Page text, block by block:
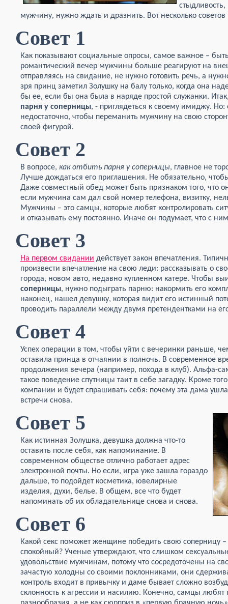
мужчину, нужно ждать и дразнить. Вот несколько советов
Совет 1
Как показывают социальные опросы, самое важное –
романтический вечер мужчины больше реагируют на
отправляясь на свидание, не нужно готовить речь, а
зря принц заметил Золушку на балу только, когда она
бы ее, если бы она была в наряде простой служанки.
парня у соперницы, - приглядеться к своему имиджу.
недостаточно, чтобы переманить мужчину на свою
своей фигурой.
Совет 2
В вопросе, как отбить парня у соперницы, главное не
Лучше дождаться его приглашения. Не обязательно,
Даже совместный обед может быть признаком того, что
если мужчина сам дал свой номер телефона, визитку,
Мужчины – это самцы, которые любят контролировать
и отказывать ему постоянно. Иначе он подумает, что с
Совет 3
На первом свидании действует закон впечатления.
произвести впечатление на свою леди: рассказывать о
города, новом авто, недавно купленном катере. Чтобы
соперницы, нужно подыграть парню: накормить его
наконец, нашел девушку, которая видит его истинный
проводить параллели между двумя претендентками на
Совет 4
Успех операции в том, чтобы уйти с вечеринки раньше,
оставила принца в отчаянии в полночь. В современное
продолжения вечера (например, похода в клуб). Альфа-
такое поведение спутницы таит в себе загадку. Кроме
компании и будет спрашивать себя: почему эта дама
встречи снова.
Совет 5
Как истинная Золушка, девушка должна что-то
оставить после себя, как напоминание. В
современном обществе отлично работает адрес
электронной почты. Но если, игра уже зашла гораздо
дальше, то подойдет косметика, ювелирные
изделия, духи, белье. В общем, все что будет
напоминать об их обладательнице снова и снова.
Совет 6
Какой секс поможет женщине победить свою соперницу
спокойный? Ученые утверждают, что слишком
удовольствие мужчинам, потому что сосредоточены на
зачастую холодны со своими поклонниками, они
контроль входит в привычку и даме бывает сложно
склонность к агрессии и насилию. Конечно, самцы любят